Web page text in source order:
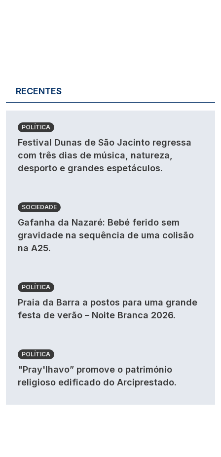
RECENTES
POLÍTICA
Festival Dunas de São Jacinto regressa
com três dias de música, natureza,
desporto e grandes espetáculos.
SOCIEDADE
Gafanha da Nazaré: Bebé ferido sem
gravidade na sequência de uma colisão
na A25.
POLÍTICA
Praia da Barra a postos para uma grande
festa de verão – Noite Branca 2026.
POLÍTICA
"Pray'lhavo” promove o património
religioso edificado do Arciprestado.